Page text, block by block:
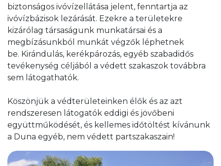
biztonságos ivóvízellátása jelent, fenntartja az
ivóvízbázisok lezárását. Ezekre a területekre
kizárólag társaságunk munkatársai és a
megbízásunkból munkát végzők léphetnek
be. Kirándulás, kerékpározás, egyéb szabadidős
tevékenység céljából a védett szakaszok továbbra
sem látogathatók.
Köszönjük a védterületeinken élők és az azt
rendszeresen látogatók eddigi és jövőbeni
együttműködését, és kellemes időtöltést kívánunk
a Duna egyéb, nem védett partszakaszain!